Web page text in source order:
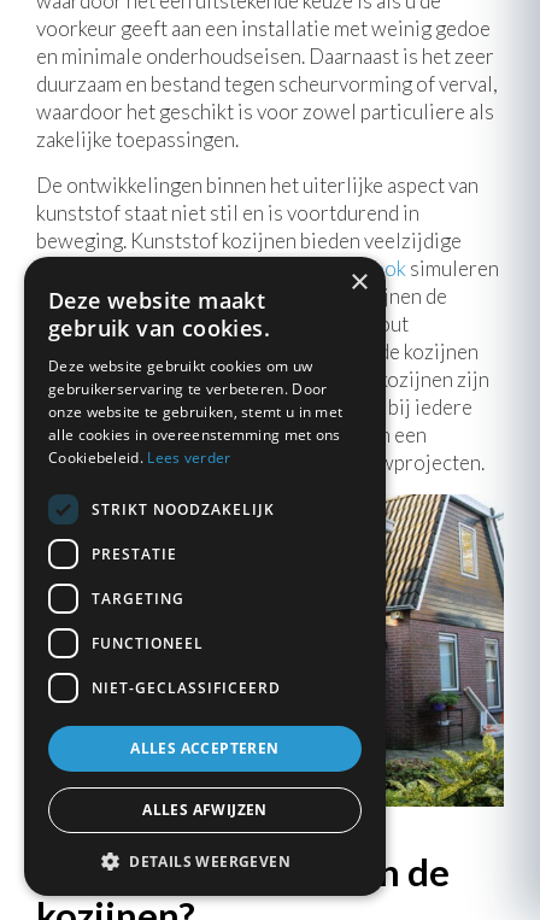
voorkeur geeft aan een installatie met weinig gedoe
en minimale onderhoudseisen. Daarnaast is het zeer
duurzaam en bestand tegen scheurvorming of verval,
waardoor het geschikt is voor zowel particuliere als
zakelijke toepassingen.
De ontwikkelingen binnen het uiterlijke aspect van
kunststof staat niet stil en is voortdurend in
beweging. Kunststof kozijnen bieden veelzijdige
uiterlijke variaties.
Kozijnen met houtlook simuleren
traditioneel hout, terwijlsteellook
kozijnen de
uitstraling van staal nabootsen.
(Hout
Verbindings Look) verbindingen geven de kozijnen
een extra authentieke uitstraling. Deze kozijnen zijn
beschikbaar in diverse kleuren, passend bij iedere
bouwstijl. Zo vormen kunststof kozijnen een
flexibele optie voor uiteenlopende bouwprojecten.
Wat is levensduur van de
×
Deze website maakt
gebruik van cookies.
Deze website gebruikt cookies om uw
gebruikerservaring te verbeteren. Door
onze website te gebruiken, stemt u in met
alle cookies in overeenstemming met ons
Cookiebeleid. Lees verder
STRIKT NOODZAKELIJK
PRESTATIE
TARGETING
FUNCTIONEEL
NIET-GECLASSIFICEERD
ALLES ACCEPTEREN
ALLES AFWIJZEN
DETAILS WEERGEVEN